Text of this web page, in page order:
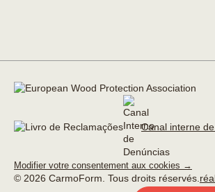
Canal interne
Modifier votre consentement aux cookies →
© 2026 CarmoForm. Tous droits réservés.